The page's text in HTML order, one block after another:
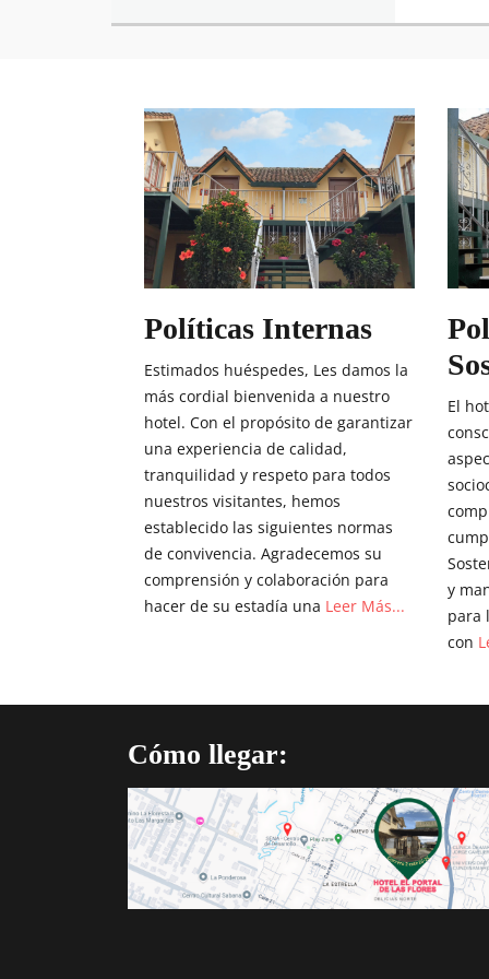
Políticas Internas
Estimados huéspedes, Les damos la
más cordial bienvenida a nuestro
hotel. Con el propósito de garantizar
una experiencia de calidad,
tranquilidad y respeto para todos
nuestros visitantes, hemos
establecido las siguientes normas
de convivencia. Agradecemos su
comprensión y colaboración para
hacer de su estadía una Leer Más...
El
y
para
con
Cómo llegar: